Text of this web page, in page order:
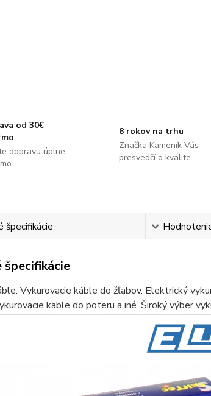
od 30€
dopravu úplne
8 rokov na trhu
Značka Kameník Vás
presvedčí o kvalite
špecifikácie
Vykurovacie káble do žľabov. Elektrický
kable do poteru a iné. Široký výber